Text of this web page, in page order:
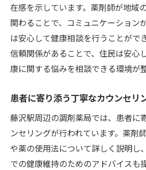
在感を示しています。薬剤師が地域
関わることで、コミュニケーション
は安心して健康相談を行うことがで
信頼関係があることで、住民は安心
康に関する悩みを相談できる環境が
患者に寄り添う丁寧なカウンセリ
藤沢駅周辺の調剤薬局では、患者に
ンセリングが行われています。薬剤
や薬の使用法について詳しく説明し
での健康維持のためのアドバイスも